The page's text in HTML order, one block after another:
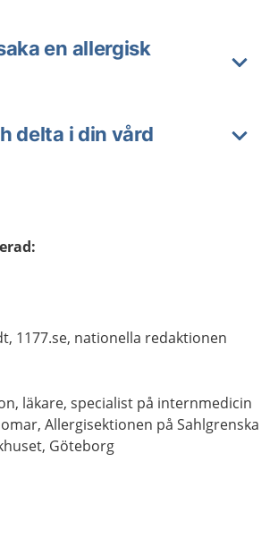
en allergisk
delta i din vård
:
1177.se, nationella redaktionen
läkare, specialist på internmedicin
Allergisektionen på Sahlgrenska
Göteborg